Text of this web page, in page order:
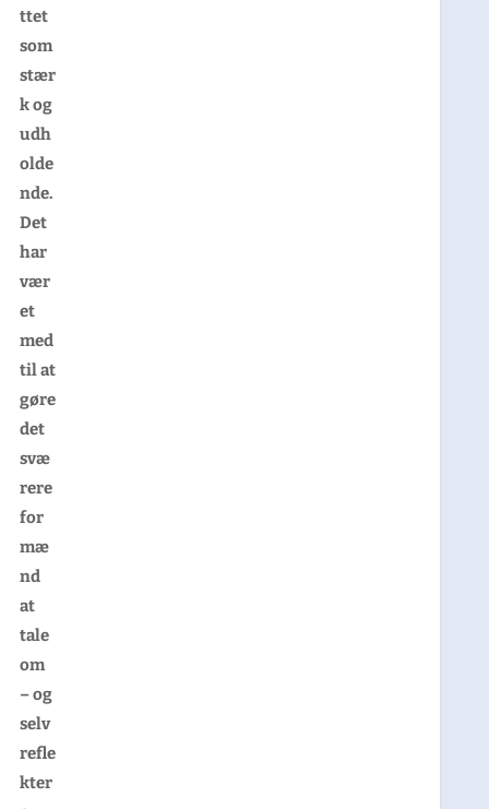
ttet
som
stær
k og
udh
olde
nde.
Det
har
vær
et
med
til at
gøre
det
svæ
rere
for
mæ
nd
at
tale
om
– og
selv
refle
kter